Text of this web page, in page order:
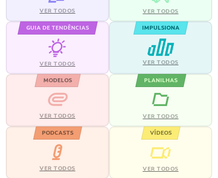
VER TODOS VER TODOS
GUIA DE TENDÊNCIAS
VER TODOS
IMPULSIONA
VER TODOS
MODELOS
VER TODOS
PLANILHAS
VER TODOS
PODCASTS
VER TODOS
VÍDEOS
VER TODOS